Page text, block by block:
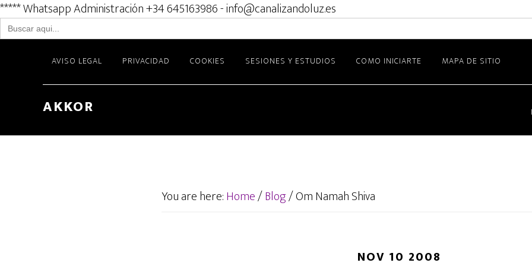
***** Whatsapp Administración +34 645163986 - info@canalizandoluz.es
Buscar:
AVISO LEGAL PRIVACIDAD COOKIES SESIONES Y ESTUDIOS COMO INICIARTE MAPA DE SITIO
AKKOR
You are here:Home/Blog/Om Namah Shiva
NOV 10 2008